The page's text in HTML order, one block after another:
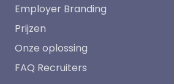
Employer Branding
Prijzen
Onze oplossing
FAQ Recruiters